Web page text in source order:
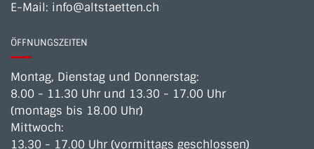
E-Mail: info@altstaetten.ch
ÖFFNUNGSZEITEN
Montag, Dienstag und Donnerstag:
8.00 - 11.30 Uhr und 13.30 - 17.00 Uhr
(montags bis 18.00 Uhr)
Mittwoch:
13.30 - 17.00 Uhr (vormittags geschlossen)